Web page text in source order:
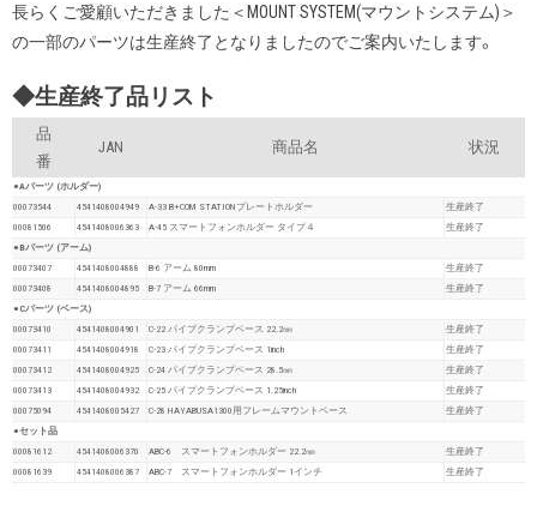
長らくご愛顧いただきました＜MOUNT SYSTEM(マウントシステム)＞
の一部のパーツは生産終了となりましたのでご案内いたします。
◆生産終了品リスト
品
番
JAN 商品名 状況
●Aパーツ (ホルダー)
00073544
4541408004949 A-33 B+COM STATIONプレートホルダー
生産終了
00081506
4541408006363 A-45 スマートフォンホルダー タイプ４
生産終了
●Bパーツ (アーム)
00073407
4541408004888 B-6 アーム 80mm
生産終了
00073408
4541408004895 B-7 アーム 66mm
生産終了
●Cパーツ (ベース)
00073410
4541408004901 C-22 パイプクランプベース 22.2㎜
生産終了
00073411
4541408004918 C-23 パイプクランプベース 1inch
生産終了
00073412
4541408004925 C-24 パイプクランプベース 28.5㎜
生産終了
00073413
4541408004932 C-25 パイプクランプベース 1.25inch
生産終了
00075094
4541408005427 C-28 HAYABUSA1300用フレームマウントベース
生産終了
●セット品
00081612
4541408006370 ABC-6 スマートフォンホルダー 22.2㎜
生産終了
00081639
4541408006387 ABC-7 スマートフォンホルダー 1インチ 生産終了